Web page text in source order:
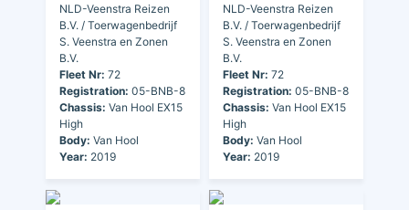
NLD-Veenstra Reizen
B.V. / Toerwagenbedrijf
S. Veenstra en Zonen
B.V.
Fleet Nr: 72
Registration: 05-BNB-8
Chassis: Van Hool EX15
High
Body: Van Hool
Year: 2019
NLD-Veenstra Reizen
B.V. / Toerwagenbedrijf
S. Veenstra en Zonen
B.V.
Fleet Nr: 72
Registration: 05-BNB-8
Chassis: Van Hool EX15
High
Body: Van Hool
Year: 2019